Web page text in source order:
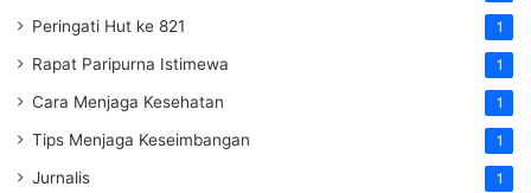
Peringati Hut ke 821 1
Rapat Paripurna Istimewa 1
Cara Menjaga Kesehatan 1
Tips Menjaga Keseimbangan 1
Jurnalis 1